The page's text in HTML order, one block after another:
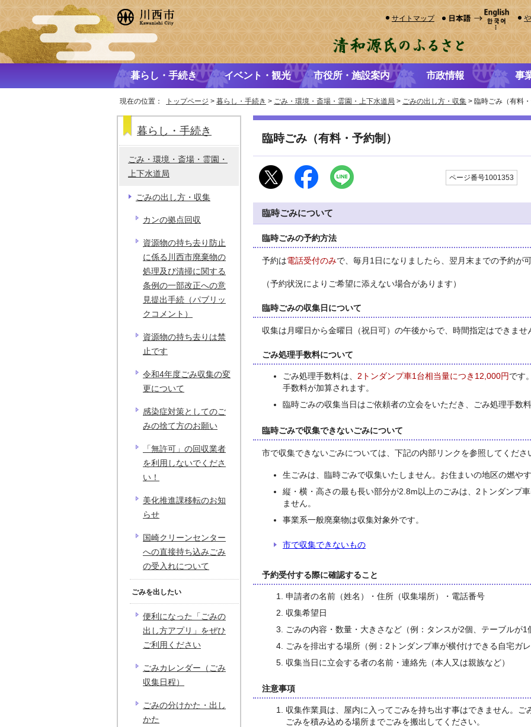
サイトマップ
暮らし・手続き イベント・観光 市役所・施設案内 市政情報 事
現在の位置： トップページ > 暮らし・手続き > ごみ・環境・斎場・霊園・上下水道局 > ごみの出し方・収集 > 臨時ごみ（有料・
臨時ごみ（有料・予約制）
ページ番号1001353
臨時ごみについて
臨時ごみの予約方法
予約は電話受付のみで、毎月1日になりましたら、翌月末までの予約が可
（予約状況によりご希望に添えない場合があります）
臨時ごみの収集日について
収集は月曜日から金曜日（祝日可）の午後からで、時間指定はできませ
ごみ処理手数料について
ごみ処理手数料は、 2トンダンプ車1台相当量につき12,000円 です
手数料が加算されます。
臨時ごみの収集当日はご依頼者の立会をいただき、ごみ処理手数
臨時ごみで収集できないごみについて
市で収集できないごみについては、下記の内部リンクを参照してくださ
生ごみは、臨時ごみで収集いたしません。お住まいの地区の燃や
縦・横・高さの最も長い部分が2.8m以上のごみは、2トンダンプ
ません。
事業系一般廃棄物は収集対象外です。
市で収集できないもの
予約受付する際に確認すること
申請者の名前（姓名）・住所（収集場所）・電話番号
収集希望日
ごみの内容・数量・大きさなど（例：タンスが2個、テーブルが1
ごみを排出する場所（例：2トンダンプ車が横付けできる自宅ガレ
収集当日に立会する者の名前・連絡先（本人又は親族など）
注意事項
収集作業員は、屋内に入ってごみを持ち出す事はできません。ご
ごみを積み込める場所までごみを搬出してください。
暮らし・手続き
ごみ・環境・斎場・霊園・
上下水道局
ごみの出し方・収集
カンの拠点回収
資源物の持ち去り防止
に係る川西市廃棄物の
処理及び清掃に関する
条例の一部改正への意
見提出手続（パブリッ
クコメント）
資源物の持ち去りは禁
止です
令和4年度ごみ収集の変
更について
感染症対策としてのご
みの捨て方のお願い
「無許可」の回収業者
を利用しないでくださ
い！
美化推進課移転のお知
らせ
国崎クリーンセンター
への直接持ち込みごみ
の受入れについて
ごみを出したい
便利になった「ごみの
出し方アプリ」をぜひ
ご利用ください
ごみカレンダー（ごみ
収集日程）
ごみの分けかた・出し
かた